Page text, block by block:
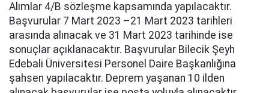
Alımlar 4/B sözleşme kapsamında yapılacaktır.
Başvurular 7 Mart 2023 –21 Mart 2023 tarihleri
arasında alınacak ve 31 Mart 2023 tarihinde ise
sonuçlar açıklanacaktır. Başvurular Bilecik Şeyh
Edebali Üniversitesi Personel Daire Başkanlığına
şahsen yapılacaktır. Deprem yaşanan 10 ilden